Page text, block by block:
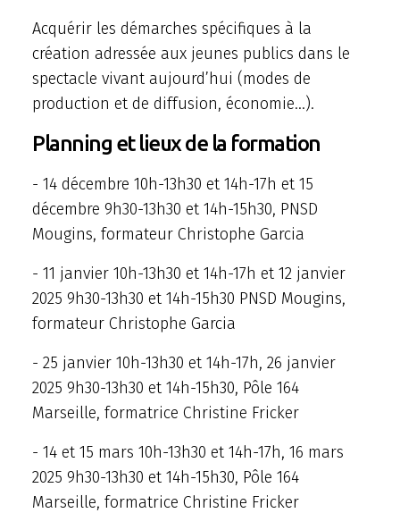
Acquérir les démarches spécifiques à la
création adressée aux jeunes publics dans le
spectacle vivant aujourd’hui (modes de
production et de diffusion, économie…).
Planning et lieux de la formation
- 14 décembre 10h-13h30 et 14h-17h et 15
décembre 9h30-13h30 et 14h-15h30, PNSD
Mougins, formateur Christophe Garcia
- 11 janvier 10h-13h30 et 14h-17h et 12 janvier
2025 9h30-13h30 et 14h-15h30 PNSD Mougins,
formateur Christophe Garcia
- 25 janvier 10h-13h30 et 14h-17h, 26 janvier
2025 9h30-13h30 et 14h-15h30, Pôle 164
Marseille, formatrice Christine Fricker
- 14 et 15 mars 10h-13h30 et 14h-17h, 16 mars
2025 9h30-13h30 et 14h-15h30, Pôle 164
Marseille, formatrice Christine Fricker